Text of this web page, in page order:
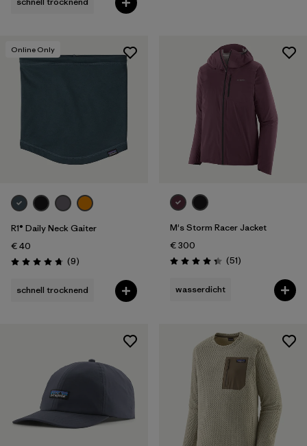
Online Only
R1® Daily Neck Gaiter
€ 40
Bewertung: 4.8 / 5
(9Rezensionen
)
schnell trocknend
M's Storm Racer Jacket
€ 300
Bewertung: 4.4 / 5
(51Rezensionen
)
wasserdicht